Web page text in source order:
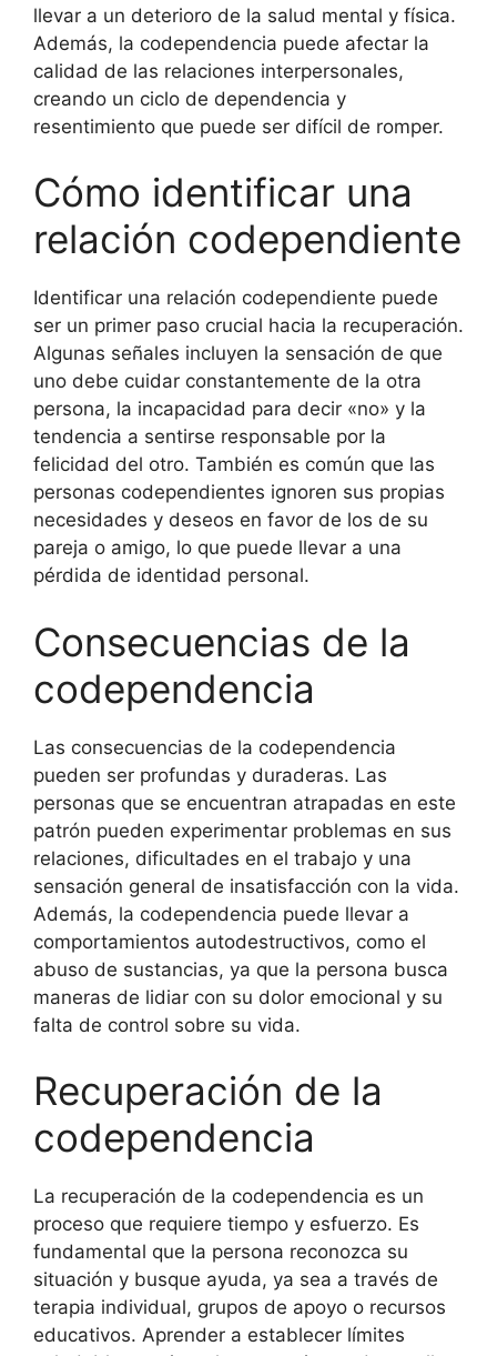
llevar a un deterioro de la salud mental y física.
Además, la codependencia puede afectar la
calidad de las relaciones interpersonales,
creando un ciclo de dependencia y
resentimiento que puede ser difícil de romper.
Cómo identificar una
relación codependiente
Identificar una relación codependiente puede
ser un primer paso crucial hacia la recuperación.
Algunas señales incluyen la sensación de que
uno debe cuidar constantemente de la otra
persona, la incapacidad para decir «no» y la
tendencia a sentirse responsable por la
felicidad del otro. También es común que las
personas codependientes ignoren sus propias
necesidades y deseos en favor de los de su
pareja o amigo, lo que puede llevar a una
pérdida de identidad personal.
Consecuencias de la
codependencia
Las consecuencias de la codependencia
pueden ser profundas y duraderas. Las
personas que se encuentran atrapadas en este
patrón pueden experimentar problemas en sus
relaciones, dificultades en el trabajo y una
sensación general de insatisfacción con la vida.
Además, la codependencia puede llevar a
comportamientos autodestructivos, como el
abuso de sustancias, ya que la persona busca
maneras de lidiar con su dolor emocional y su
falta de control sobre su vida.
Recuperación de la
codependencia
La recuperación de la codependencia es un
proceso que requiere tiempo y esfuerzo. Es
fundamental que la persona reconozca su
situación y busque ayuda, ya sea a través de
terapia individual, grupos de apoyo o recursos
educativos. Aprender a establecer límites